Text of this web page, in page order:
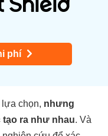
phí
lựa chọn, nhưng
ra như nhau. Và